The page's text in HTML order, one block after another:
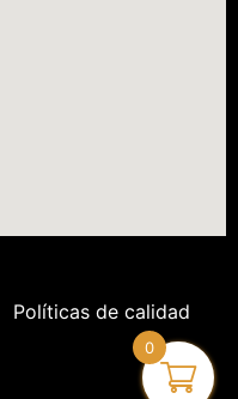
Políticas de calidad
0